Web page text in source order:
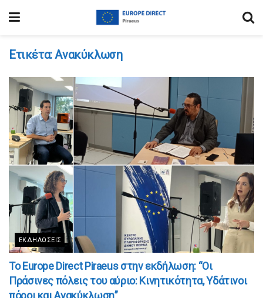
Ετικέτα:Ανακύκλωση
ΕΚΔΗΛΏΣΕΙΣ
Το Europe Direct Piraeus στην εκδήλωση: “Οι
Πράσινες πόλεις του αύριο: Κινητικότητα, Υδάτινοι
πόροι και Ανακύκλωση”